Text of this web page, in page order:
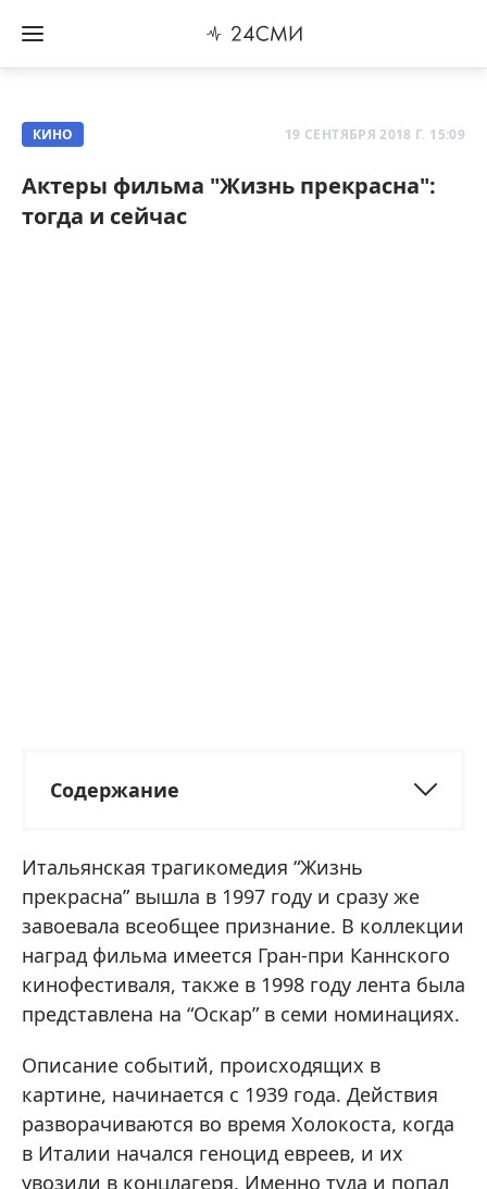
КИНО 19 СЕНТЯБРЯ 2018 Г. 15:09
Актеры фильма "Жизнь прекрасна":
тогда и сейчас
Содержание
Итальянская трагикомедия “Жизнь
прекрасна” вышла в 1997 году и сразу же
завоевала всеобщее признание. В коллекции
наград фильма имеется Гран-при Каннского
кинофестиваля, также в 1998 году лента была
представлена на “Оскар” в семи номинациях.
Описание событий, происходящих в
картине, начинается с 1939 года. Действия
разворачиваются во время Холокоста, когда
в Италии начался геноцид евреев, и их
увозили в концлагеря. Именно туда и попал